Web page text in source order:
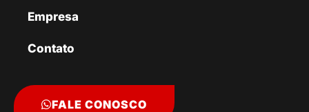
Empresa
Contato
FALE CONOSCO